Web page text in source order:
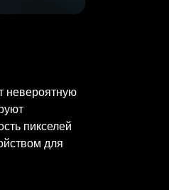
невероятную
пикселей
для